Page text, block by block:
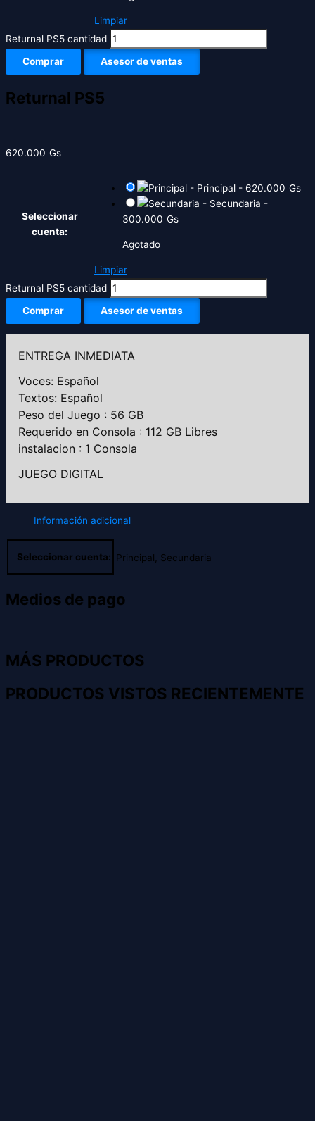
Limpiar
Returnal PS5 cantidad
Comprar
Asesor de ventas
Returnal PS5
620.000 Gs
Seleccionar
cuenta:
- Principal - 620.000 Gs
- Secundaria -
300.000 Gs
Agotado
Limpiar
Returnal PS5 cantidad
Comprar
Asesor de ventas
ENTREGA INMEDIATA
Voces: Español
Textos: Español
Peso del Juego : 56 GB
Requerido en Consola : 112 GB Libres
instalacion : 1 Consola
JUEGO DIGITAL
Información adicional
Seleccionar cuenta: Principal, Secundaria
Medios de pago
MÁS PRODUCTOS
PRODUCTOS VISTOS RECIENTEMENTE